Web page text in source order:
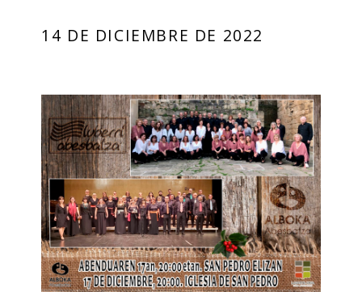
14 DE DICIEMBRE DE 2022